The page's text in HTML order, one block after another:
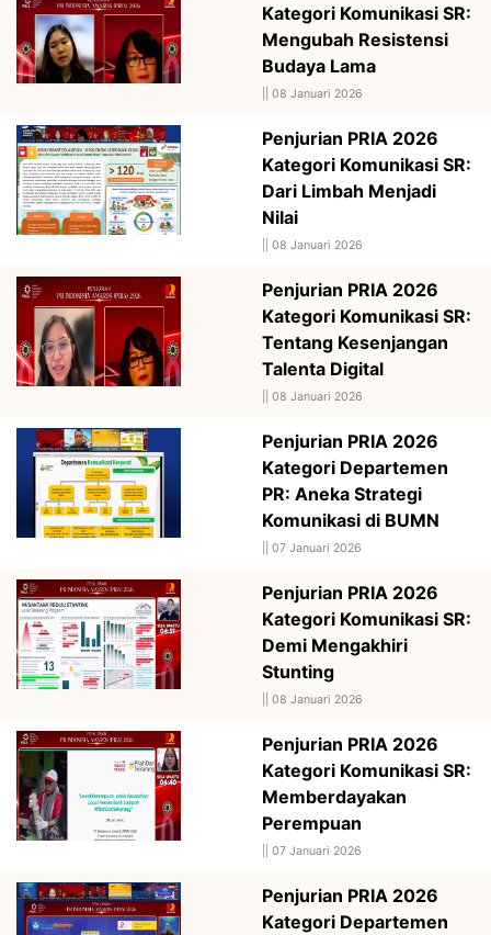
Kategori Komunikasi SR:
Mengubah Resistensi
Budaya Lama
08 Januari 2026
Penjurian PRIA 2026
Kategori Komunikasi SR:
Dari Limbah Menjadi
Nilai
08 Januari 2026
Penjurian PRIA 2026
Kategori Komunikasi SR:
Tentang Kesenjangan
Talenta Digital
08 Januari 2026
Penjurian PRIA 2026
Kategori Departemen
PR: Aneka Strategi
Komunikasi di BUMN
07 Januari 2026
Penjurian PRIA 2026
Kategori Komunikasi SR:
Demi Mengakhiri
Stunting
08 Januari 2026
Penjurian PRIA 2026
Kategori Komunikasi SR:
Memberdayakan
Perempuan
07 Januari 2026
Penjurian PRIA 2026
Kategori Departemen